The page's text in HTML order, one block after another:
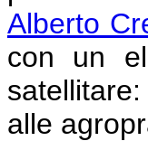
Alberto
con un
alle